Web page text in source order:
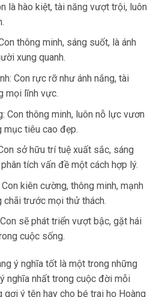
là hào kiệt, tài năng vượt trội, luôn
thông minh, sáng suốt, là ánh
xung quanh.
Con rực rỡ như ánh nắng, tài
mọi lĩnh vực.
Con thông minh, luôn nỗ lực vươn
tiêu cao đẹp.
sở hữu trí tuệ xuất sắc, sáng
tích vấn đề một cách hợp lý.
kiên cường, thông minh, mạnh
chãi trước mọi thử thách.
sẽ phát triển vượt bậc, gặt hái
cuộc sống.
ý nghĩa tốt là một trong những
nghĩa nhất trong cuộc đời mỗi
gợi ý tên hay cho bé trai họ Hoàng